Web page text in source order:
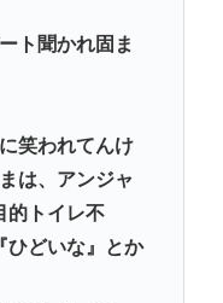
ここにあるのに
で外出られない」
ト聞かれ固ま
笑われてんけ
は、アンジャ
的トイレ不
ひどいな』とか